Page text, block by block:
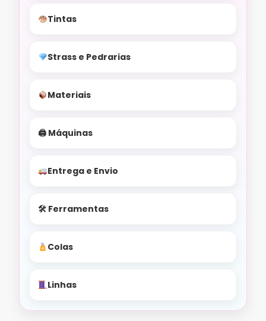
Tintas
Strass e Pedrarias
Materiais
🖨 Máquinas
Entrega e Envio
🛠 Ferramentas
Colas
Linhas